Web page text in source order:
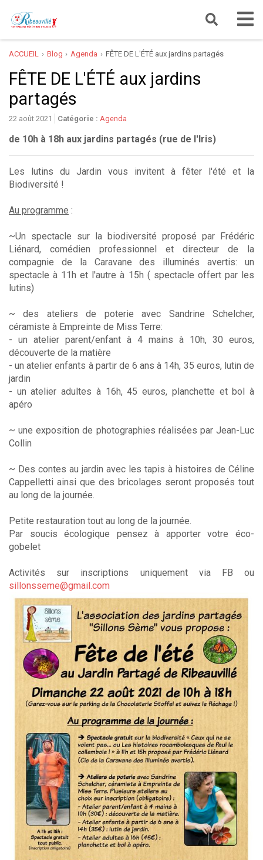
ACCUEIL Blog Agenda FÊTE DE L'ÉTÉ aux jardins partagés
FÊTE DE L'ÉTÉ aux jardins
partagés
22 août 2021 Catégorie : Agenda
de 10h à 18h aux jardins partagés (rue de l'Iris)
Les lutins du Jardin vous invitent à fêter l'été et la
Biodiversité !
Au programme :
~Un spectacle sur la biodiversité proposé par Frédéric
Liénard, comédien professionnel et directeur de la
compagnie de la Caravane des illuminés avertis: un
spectacle à 11h et l'autre à 15h ( spectacle offert par les
lutins)
~ des ateliers de poterie avec Sandrine Schelcher,
céramiste à Empreinte de Miss Terre:
- un atelier parent/enfant à 4 mains à 10h, 30 euros,
découverte de la matière
- un atelier enfants à partir de 6 ans à 14h, 35 euros, lutin de
jardin
- un atelier adultes à 16h, 45 euros, planchette et bol à
apéro
~ une exposition de photographies réalisées par Jean-Luc
Collin
~ Des contes au jardin avec les tapis à histoires de Céline
Cappelletti ainsi que des bricolages seront proposés tout
au long de la journée.
Petite restauration tout au long de la journée.
Par soucis écologique pensez à apporter votre éco-
gobelet
Activités sur inscriptions uniquement via FB ou
sillonsseme@gmail.com